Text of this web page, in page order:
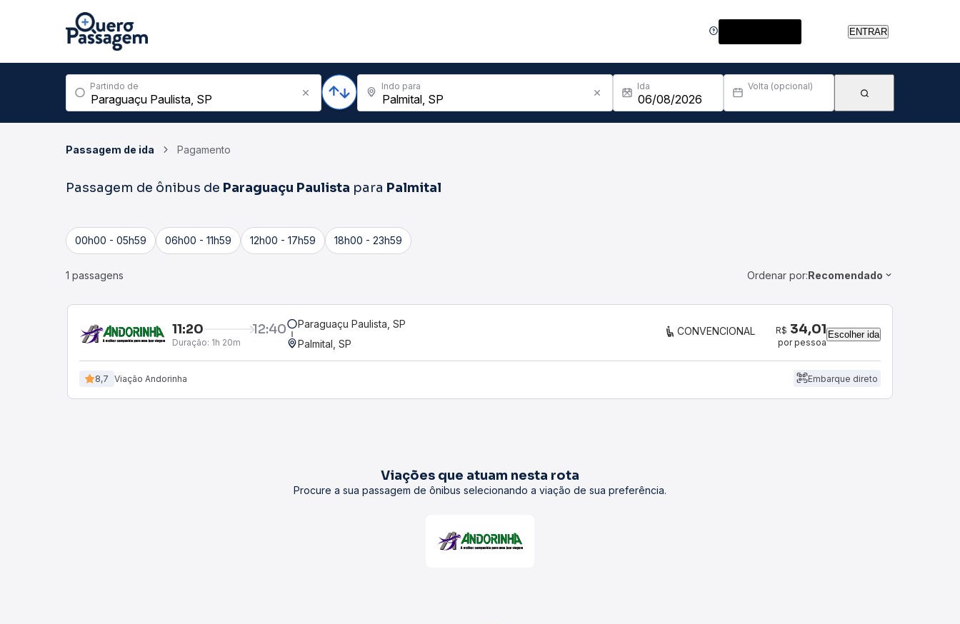
ENTRAR
Partindo de Indo para Ida Volta (opcional)
Passagem de ida Pagamento
Passagem de ônibus de Paraguaçu Paulista para Palmital
00h00 - 05h59 06h00 - 11h59 12h00 - 17h59 18h00 - 23h59
1 passagens Ordenar por:Recomendado
11:20 12:40
Duração: 1h 20m
Paraguaçu Paulista, SP
Palmital, SP
CONVENCIONAL R$ 34,01
por pessoa
Escolher ida
8,7 Viação Andorinha Embarque direto
Viações que atuam nesta rota
Procure a sua passagem de ônibus selecionando a viação de sua preferência.